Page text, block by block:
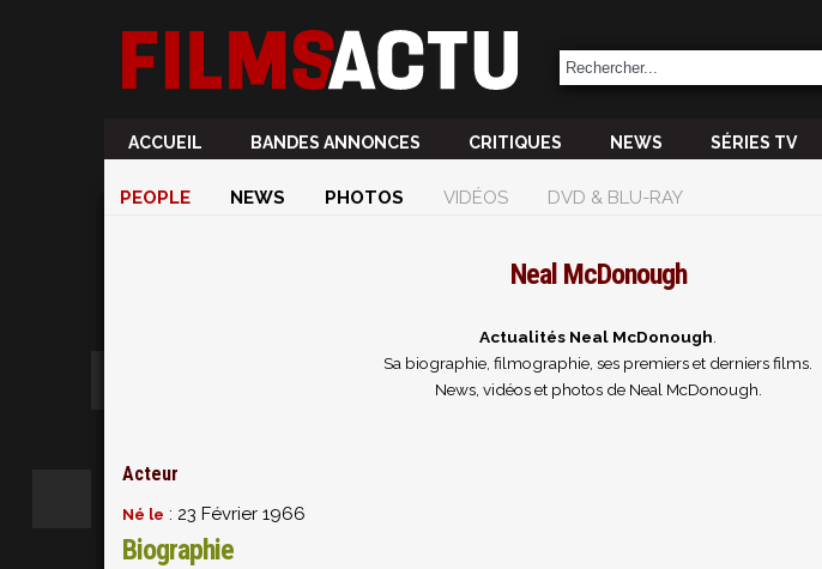
ACCUEIL BANDES ANNONCES CRITIQUES NEWS SÉRIES TV
PEOPLE NEWS PHOTOS VIDÉOS DVD & BLU-RAY
Neal McDonough
Actualités Neal McDonough
Sa biographie, filmographie, ses premiers et derniers films.
News, vidéos et photos de Neal McDonough.
Acteur
Né le : 23 Février 1966
Biographie